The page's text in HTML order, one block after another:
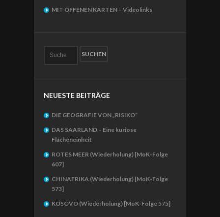
MIT OFFENEN KARTEN – Videolinks
NEUESTE BEITRÄGE
DIE GEOGRAFIE VON „RISIKO“
DAS SAARLAND – Eine kuriose
Flächeneinheit
ROTES MEER (Wiederholung) [MoK-Folge
607]
CHINAFRIKA (Wiederholung) [MoK-Folge
573]
KOSOVO (Wiederholung) [MoK-Folge 575]